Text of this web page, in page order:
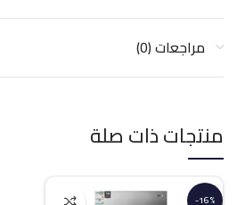
مراجعات (0)
منتجات ذات صلة
-16%